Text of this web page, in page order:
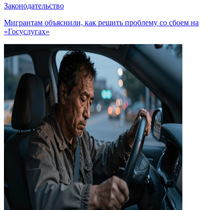
Законодательство
Мигрантам объяснили, как решить проблему со сбоем на
«Госуслугах»